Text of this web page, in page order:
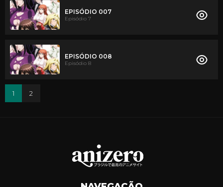
EPISÓDIO 007
Episódio 7
EPISÓDIO 008
Episódio 8
1 2